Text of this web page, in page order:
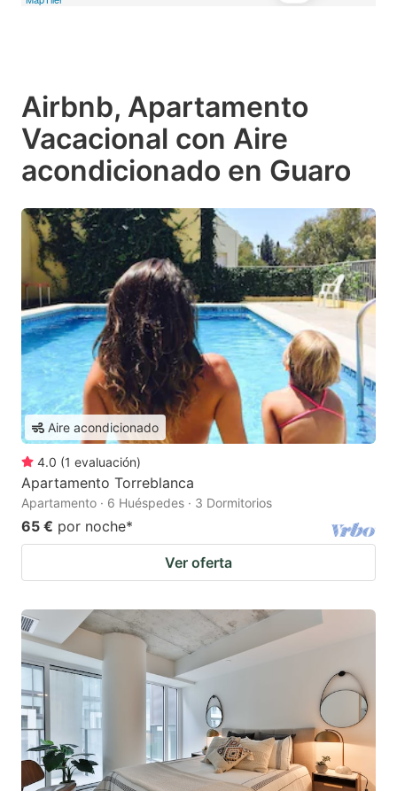
Airbnb, Apartamento
Vacacional con Aire
acondicionado en Guaro
Aire acondicionado
4.0 (1 evaluación)
Apartamento Torreblanca
Apartamento · 6 Huéspedes · 3 Dormitorios
65 € por noche*
Ver oferta